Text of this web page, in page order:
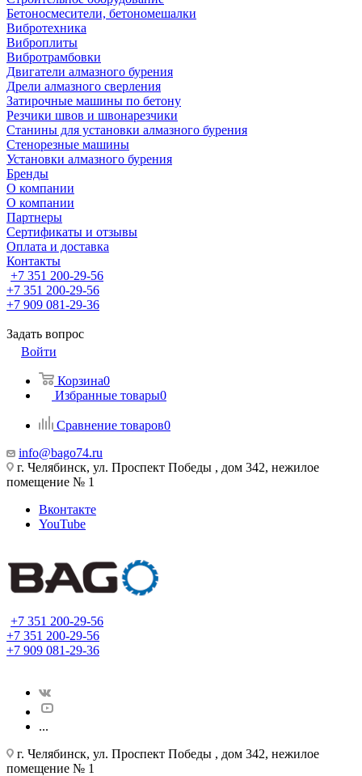
Бетоносмесители, бетономешалки
Вибротехника
Виброплиты
Вибротрамбовки
Двигатели алмазного бурения
Дрели алмазного сверления
Затирочные машины по бетону
Резчики швов и швонарезчики
Станины для установки алмазного бурения
Стенорезные машины
Установки алмазного бурения
Бренды
О компании
О компании
Партнеры
Cертификаты и отзывы
Оплата и доставка
Контакты
+7 351 200-29-56
+7 351 200-29-56
+7 909 081-29-36
Задать вопрос
Войти
Корзина0
Избранные товары0
Сравнение товаров0
info@bago74.ru
г. Челябинск, ул. Проспект Победы , дом 342, нежилое
помещение № 1
Вконтакте
YouTube
+7 351 200-29-56
+7 351 200-29-56
+7 909 081-29-36
...
г. Челябинск, ул. Проспект Победы , дом 342, нежилое
помещение № 1